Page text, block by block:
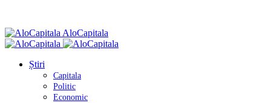
AloCapitala
Știri
Capitala
Politic
Economic